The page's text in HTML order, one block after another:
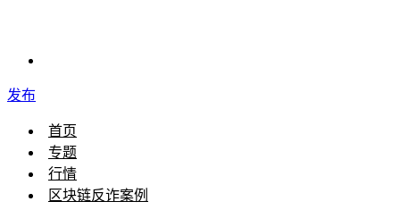
发布
首页
专题
行情
区块链反诈案例